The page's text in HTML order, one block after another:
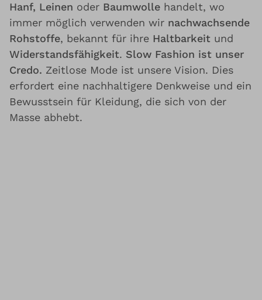
Hanf, Leinen oder Baumwolle handelt, wo
immer möglich verwenden wir nachwachsende
Rohstoffe, bekannt für ihre Haltbarkeit und
Widerstandsfähigkeit. Slow Fashion ist unser
Credo. Zeitlose Mode ist unsere Vision. Dies
erfordert eine nachhaltigere Denkweise und ein
Bewusstsein für Kleidung, die sich von der
Masse abhebt.